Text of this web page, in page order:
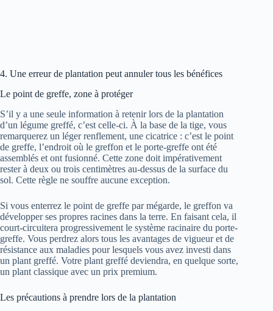
4. Une erreur de plantation peut annuler tous les bénéfices
Le point de greffe, zone à protéger
S’il y a une seule information à retenir lors de la plantation
d’un légume greffé, c’est celle-ci. À la base de la tige, vous
remarquerez un léger renflement, une cicatrice : c’est le point
de greffe, l’endroit où le greffon et le porte-greffe ont été
assemblés et ont fusionné. Cette zone doit impérativement
rester à deux ou trois centimètres au-dessus de la surface du
sol. Cette règle ne souffre aucune exception.
Si vous enterrez le point de greffe par mégarde, le greffon va
développer ses propres racines dans la terre. En faisant cela, il
court-circuitera progressivement le système racinaire du porte-
greffe. Vous perdrez alors tous les avantages de vigueur et de
résistance aux maladies pour lesquels vous avez investi dans
un plant greffé. Votre plant greffé deviendra, en quelque sorte,
un plant classique avec un prix premium.
Les précautions à prendre lors de la plantation